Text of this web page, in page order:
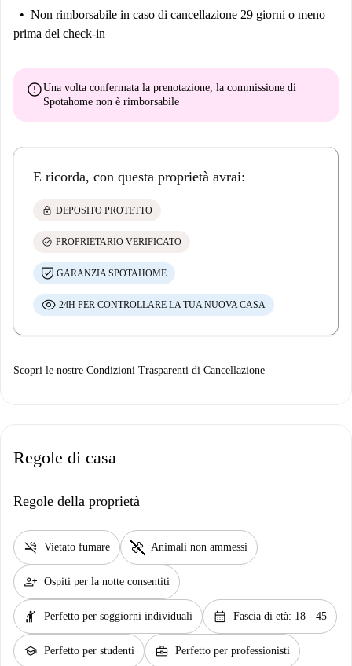
Non rimborsabile in caso di cancellazione 29 giorni o meno
prima del check-in
errorUna volta confermata la prenotazione, la commissione di
Spotahome non è rimborsabile
E ricorda, con questa proprietà avrai:
lock DEPOSITO PROTETTO
check_circle PROPRIETARIO VERIFICATO
GARANZIA SPOTAHOME
24H PER CONTROLLARE LA TUA NUOVA CASA
Scopri le nostre Condizioni Trasparenti di Cancellazione
Regole di casa
Regole della proprietà
smoke_free Vietato fumare pet_supplies Animali non ammessi
person_add Ospiti per la notte consentiti
hail Perfetto per soggiorni individuali calendar_month Fascia di età: 18 - 45
school Perfetto per studenti business_center Perfetto per professionisti